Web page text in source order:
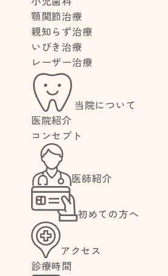
顎関節治療
親知らず治療
いびき治療
レーザー治療
当院について
医院紹介
コンセプト
医師紹介
初めての方へ
アクセス
診療時間